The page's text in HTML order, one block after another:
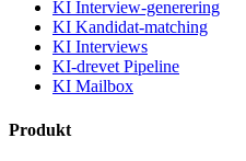
KI Interview-generering
KI Kandidat-matching
KI Interviews
KI-drevet Pipeline
KI Mailbox
Produkt